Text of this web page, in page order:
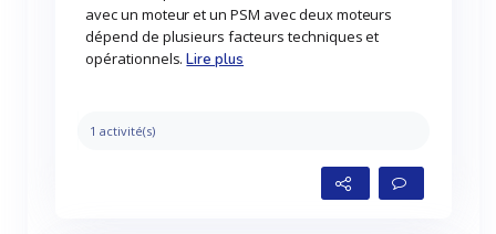
avec un moteur et un PSM avec deux moteurs
dépend de plusieurs facteurs techniques et
opérationnels.Lire plus
1 activité(s)